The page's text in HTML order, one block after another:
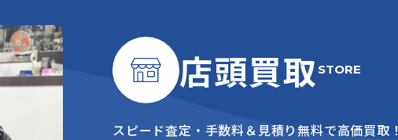
店頭買取 STORE
スピード査定・手数料＆見積り無料で高価買取！